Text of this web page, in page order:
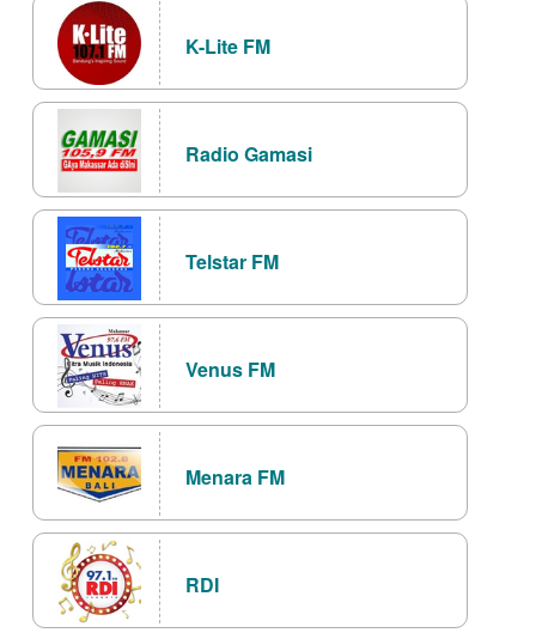
K-Lite FM
Radio Gamasi
Telstar FM
Venus FM
Menara FM
RDI